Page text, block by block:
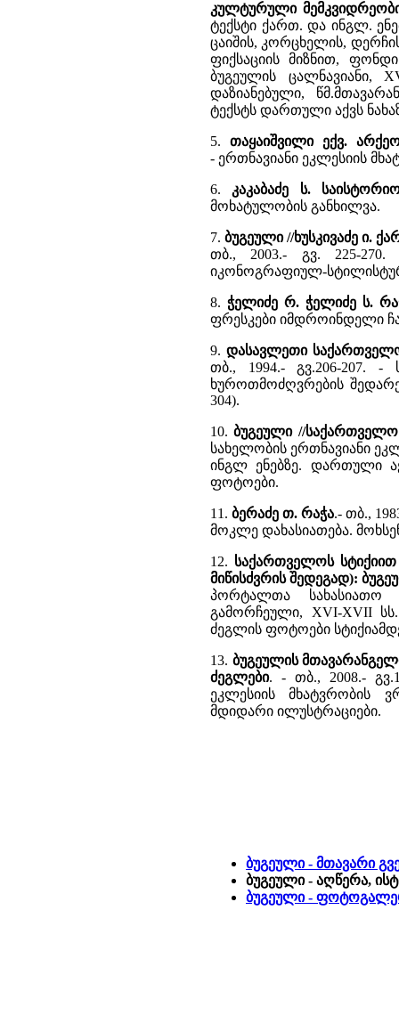
კულტურული
ტექსტი ქართ. და ინგლ.
ცაიშის, კორცხელის,
ფიქსაციის მიზნით,
ბუგეულის ცალნავიანი,
დაზიანებული,
ტექსტს დართული აქვს
5. თაყაიშვილი ექვ.
- ერთნავიანი ეკლესიის
6. კაკაბაძე ს.
მოხატულობის განხილვა.
7.ბუგეული //ხუსკივაძე ი.
თბ., 2003.- გვ. 225-
იკონოგრაფიულ-
8. ჭელიძე რ. ჭელიძე ს.
ფრესკები იმდროინდელი
9. დასავლეთი
თბ., 1994.- გვ.206-207.
ხუროთმოძღვრების
304).
10.ბუგეული //
სახელობის ერთნავიანი
ინგლ ენებზე. დართული
ფოტოები.
11.ბერაძე თ. რაჭა.- თბ.,
მოკლე დახასიათება.
12. საქართველოს
მიწისძვრის შედეგად):
პორტალთა სახასიათო
გამორჩეული, XVI-XVII
ძეგლის ფოტოები
13. ბუგეულის
ძეგლები. - თბ., 2008.-
ეკლესიის მხატვრობის
მდიდარი ილუსტრაციები.
ბუგეული - მთავარი
ბუგეული - აღწერა,
ბუგეული -